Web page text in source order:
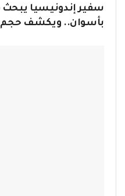
سفير إندونيسيا يبحث
بأسوان.. ويكشف حجم